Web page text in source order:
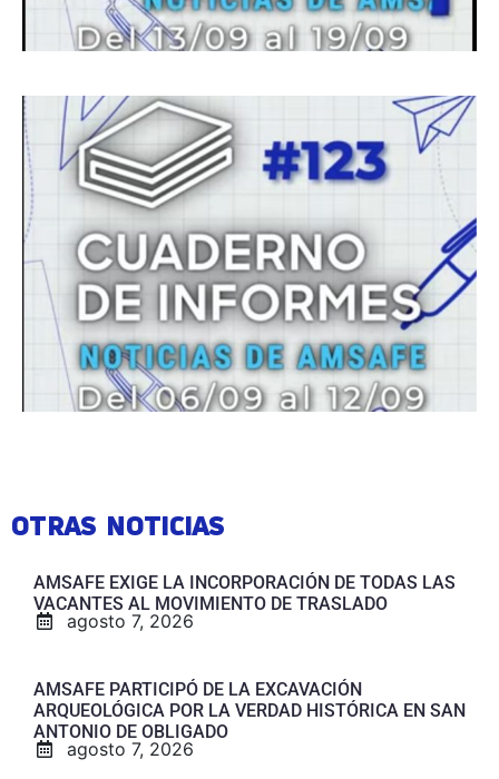
OTRAS NOTICIAS
AMSAFE EXIGE LA INCORPORACIÓN DE TODAS LAS
VACANTES AL MOVIMIENTO DE TRASLADO
agosto 7, 2026
AMSAFE PARTICIPÓ DE LA EXCAVACIÓN
ARQUEOLÓGICA POR LA VERDAD HISTÓRICA EN SAN
ANTONIO DE OBLIGADO
agosto 7, 2026